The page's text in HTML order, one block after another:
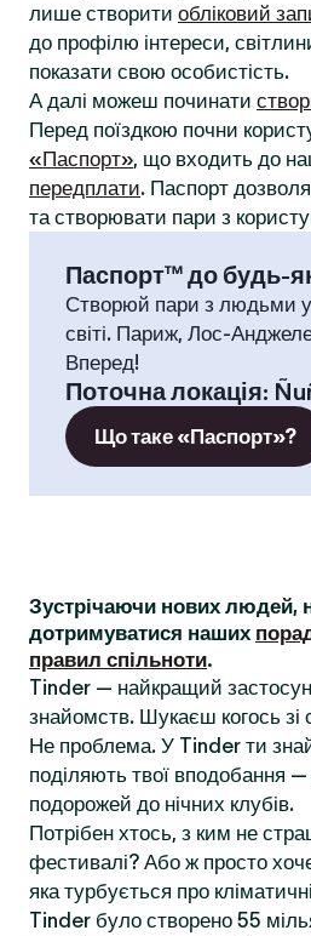
лише створити обліковий
до профілю інтереси,
показати свою особистість.
А далі можеш починати
Перед поїздкою почни
«Паспорт», що входить до
передплати. Паспорт
та створювати пари з
Паспорт™ до будь-
Створюй пари з людьми
світі. Париж, Лос-
Вперед!
Поточна локація:
Що таке «Паспорт»?
Зустрічаючи нових людей,
дотримуватися наших
правил спільноти.
Tinder — найкращий
знайомств. Шукаєш когось
Не проблема. У Tinder ти
поділяють твої вподобання
подорожей до нічних клубів.
Потрібен хтось, з ким не
фестивалі? Або ж просто
яка турбується про
Tinder було створено 55